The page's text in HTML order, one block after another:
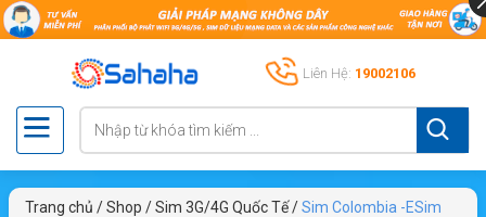
Liên Hệ: 19002106
Trang chủ /Shop /Sim 3G/4G Quốc Tế/Sim Colombia -ESim